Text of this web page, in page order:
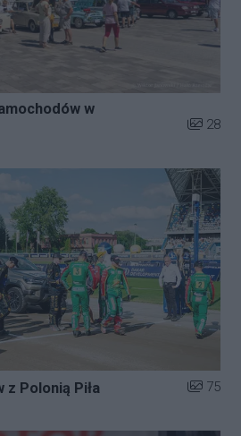
w
Liczba
28
z Polonią Piła Liczba
75